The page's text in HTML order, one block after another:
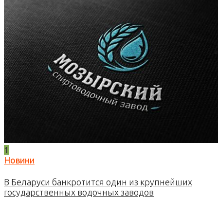
1
Новини
В Беларуси банкротится один из крупнейших
государственных водочных заводов